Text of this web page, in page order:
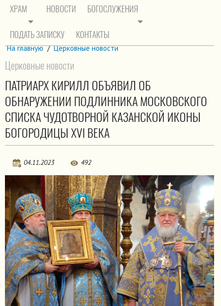
ХРАМ НОВОСТИ БОГОСЛУЖЕНИЯ
ПОДАТЬ ЗАПИСКУ КОНТАКТЫ
На главную / Церковные новости
Церковные новости
ПАТРИАРХ КИРИЛЛ ОБЪЯВИЛ ОБ
ОБНАРУЖЕНИИ ПОДЛИННИКА МОСКОВСКОГО
СПИСКА ЧУДОТВОРНОЙ КАЗАНСКОЙ ИКОНЫ
БОГОРОДИЦЫ XVI ВЕКА
04.11.2023 492